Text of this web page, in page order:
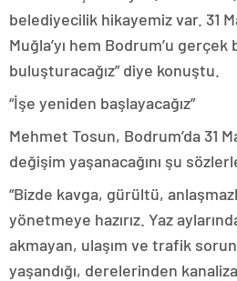
belediyecilik hikayemiz var. 31
Muğla’yı hem Bodrum’u
buluşturacağız” diye konuştu.
“İşe yeniden başlayacağız”
Mehmet Tosun, Bodrum’da 31
değişim yaşanacağını şu
“Bizde kavga, gürültü,
yönetmeye hazırız. Yaz
akmayan, ulaşım ve trafik
yaşandığı, derelerinden